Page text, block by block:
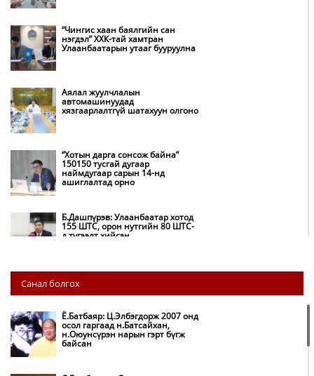
“Чингис хаан баялгийн сан
нэгдэл” ХХК-тай хамтран
Улаанбаатарын утааг бууруулна
Аялал жуулчлалын
автомашинуудад
хязгаарлалтгүй шатахуун олгоно
“Хотын дарга сонсож байна”
150150 тусгай дугаар
наймдугаар сарын 14-нд
ашиглалтад орно
Б.Дашпүрэв: Улаанбаатар хотод
155 ШТС, орон нутгийн 80 ШТС-
д түгээлт хийсэн
НИТХ: Багануур ХК-ийг түшиглэн
нүүрс-пиролизийн үйлдвэр
байгуулж, ирэх оноос хагас кокс
Амаргүй цаг үеийг ирэх
Санал болгох
Ё.Батбаяр: Ц.Элбэгдорж 2007 онд
осол гаргаад н.Батсайхан,
н.Оюунсүрэн нарын гэрт бүгж
байсан